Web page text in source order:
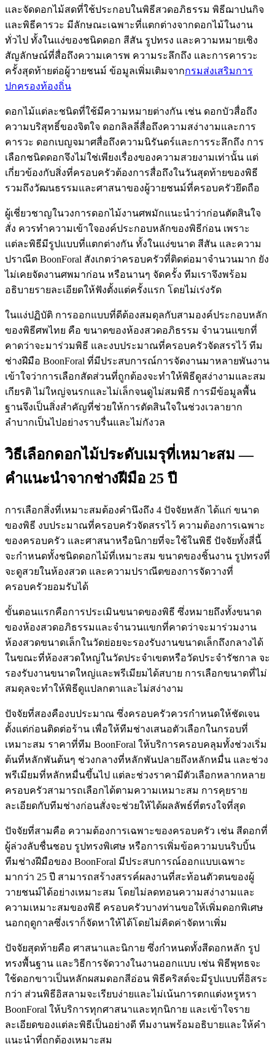
และจัดดอกไม้สดที่ใช้ประกอบในพิธีสวดอภิธรรม พิธีฌาปนกิจ
และพิธีคารวะ มีลักษณะเฉพาะที่แตกต่างจากดอกไม้ในงาน
ทั่วไป ทั้งในแง่ของชนิดดอก สีสัน รูปทรง และความหมายเชิง
สัญลักษณ์ที่สื่อถึงความเคารพ ความระลึกถึง และการคารวะ
ครั้งสุดท้ายต่อผู้วายชนม์ ข้อมูลเพิ่มเติมจากกรมส่งเสริมการ
ปกครองท้องถิ่น
ดอกไม้แต่ละชนิดที่ใช้มีความหมายต่างกัน เช่น ดอกบัวสื่อถึง
ความบริสุทธิ์ของจิตใจ ดอกลิลลี่สื่อถึงความสง่างามและการ
คารวะ ดอกเบญจมาศสื่อถึงความนิรันดร์และการระลึกถึง การ
เลือกชนิดดอกจึงไม่ใช่เพียงเรื่องของความสวยงามเท่านั้น แต่
เกี่ยวข้องกับสิ่งที่ครอบครัวต้องการสื่อถึงในวันสุดท้ายของพิธี
รวมถึงวัฒนธรรมและศาสนาของผู้วายชนม์ที่ครอบครัวยึดถือ
ผู้เชี่ยวชาญในวงการดอกไม้งานศพมักแนะนำว่าก่อนตัดสินใจ
สั่ง ควรทำความเข้าใจองค์ประกอบหลักของพิธีก่อน เพราะ
แต่ละพิธีมีรูปแบบที่แตกต่างกัน ทั้งในแง่ขนาด สีสัน และความ
ปราณีต BoonForal สังเกตว่าครอบครัวที่ติดต่อมาจำนวนมาก ยัง
ไม่เคยจัดงานศพมาก่อน หรือนานๆ จัดครั้ง ทีมเราจึงพร้อม
อธิบายรายละเอียดให้ฟังตั้งแต่ครั้งแรก โดยไม่เร่งรัด
ในแง่ปฏิบัติ การออกแบบที่ดีต้องสมดุลกับสามองค์ประกอบหลัก
ของพิธีศพไทย คือ ขนาดของห้องสวดอภิธรรม จำนวนแขกที่
คาดว่าจะมาร่วมพิธี และงบประมาณที่ครอบครัวจัดสรรไว้ ทีม
ช่างฝีมือ BoonForal ที่มีประสบการณ์การจัดงานมาหลายพันงาน
เข้าใจว่าการเลือกสัดส่วนที่ถูกต้องจะทำให้พิธีดูสง่างามและสม
เกียรติ ไม่ใหญ่จนรกและไม่เล็กจนดูไม่สมพิธี การมีข้อมูลพื้น
ฐานจึงเป็นสิ่งสำคัญที่ช่วยให้การตัดสินใจในช่วงเวลายาก
ลำบากเป็นไปอย่างราบรื่นและไม่กังวล
วิธีเลือกดอกไม้ประดับเมรุที่เหมาะสม —
คำแนะนำจากช่างฝีมือ 25 ปี
การเลือกสิ่งที่เหมาะสมต้องคำนึงถึง 4 ปัจจัยหลัก ได้แก่ ขนาด
ของพิธี งบประมาณที่ครอบครัวจัดสรรไว้ ความต้องการเฉพาะ
ของครอบครัว และศาสนาหรือนิกายที่จะใช้ในพิธี ปัจจัยทั้งสี่นี้
จะกำหนดทั้งชนิดดอกไม้ที่เหมาะสม ขนาดของชิ้นงาน รูปทรงที่
จะดูสวยในห้องสวด และความปราณีตของการจัดวางที่
ครอบครัวยอมรับได้
ขั้นตอนแรกคือการประเมินขนาดของพิธี ซึ่งหมายถึงทั้งขนาด
ของห้องสวดอภิธรรมและจำนวนแขกที่คาดว่าจะมาร่วมงาน
ห้องสวดขนาดเล็กในวัดย่อยจะรองรับงานขนาดเล็กถึงกลางได้
ในขณะที่ห้องสวดใหญ่ในวัดประจำเขตหรือวัดประจำรัชกาล จะ
รองรับงานขนาดใหญ่และพรีเมียมได้สบาย การเลือกขนาดที่ไม่
สมดุลจะทำให้พิธีดูแปลกตาและไม่สง่างาม
ปัจจัยที่สองคืองบประมาณ ซึ่งครอบครัวควรกำหนดให้ชัดเจน
ตั้งแต่ก่อนติดต่อร้าน เพื่อให้ทีมช่างเสนอตัวเลือกในกรอบที่
เหมาะสม ราคาที่ทีม BoonForal ให้บริการครอบคลุมทั้งช่วงเริ่ม
ต้นที่หลักพันต้นๆ ช่วงกลางที่หลักพันปลายถึงหลักหมื่น และช่วง
พรีเมียมที่หลักหมื่นขึ้นไป แต่ละช่วงราคามีตัวเลือกหลากหลาย
ครอบครัวสามารถเลือกได้ตามความเหมาะสม การคุยราย
ละเอียดกับทีมช่างก่อนสั่งจะช่วยให้ได้ผลลัพธ์ที่ตรงใจที่สุด
ปัจจัยที่สามคือ ความต้องการเฉพาะของครอบครัว เช่น สีดอกที่
ผู้ล่วงลับชื่นชอบ รูปทรงพิเศษ หรือการเพิ่มข้อความบนริบบิ้น
ทีมช่างฝีมือของ BoonForal มีประสบการณ์ออกแบบเฉพาะ
มากว่า 25 ปี สามารถสร้างสรรค์ผลงานที่สะท้อนตัวตนของผู้
วายชนม์ได้อย่างเหมาะสม โดยไม่ลดทอนความสง่างามและ
ความเหมาะสมของพิธี ครอบครัวบางท่านขอให้เพิ่มดอกพิเศษ
นอกฤดูกาลซึ่งเราก็จัดหาให้ได้โดยไม่คิดค่าจัดหาเพิ่ม
ปัจจัยสุดท้ายคือ ศาสนาและนิกาย ซึ่งกำหนดทั้งสีดอกหลัก รูป
ทรงพื้นฐาน และวิธีการจัดวางในงานออกแบบ เช่น พิธีพุทธจะ
ใช้ดอกขาวเป็นหลักผสมดอกสีอ่อน พิธีคริสต์จะมีรูปแบบที่อิสระ
กว่า ส่วนพิธีอิสลามจะเรียบง่ายและไม่เน้นการตกแต่งหรูหรา
BoonForal ให้บริการทุกศาสนาและทุกนิกาย และเข้าใจราย
ละเอียดของแต่ละพิธีเป็นอย่างดี ทีมงานพร้อมอธิบายและให้คำ
แนะนำที่ถูกต้องเหมาะสม